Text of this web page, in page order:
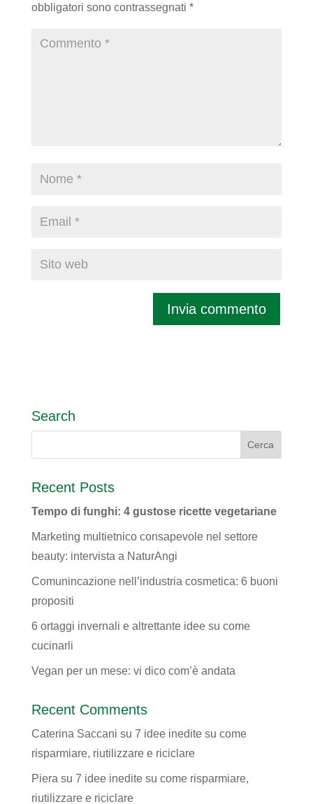
obbligatori sono contrassegnati *
Search
Recent Posts
Tempo di funghi: 4 gustose ricette vegetariane
Marketing multietnico consapevole nel settore
beauty: intervista a NaturAngi
Comunincazione nell’industria cosmetica: 6 buoni
propositi
6 ortaggi invernali e altrettante idee su come
cucinarli
Vegan per un mese: vi dico com’è andata
Recent Comments
Caterina Saccani su 7 idee inedite su come
risparmiare, riutilizzare e riciclare
Piera su 7 idee inedite su come risparmiare,
riutilizzare e riciclare